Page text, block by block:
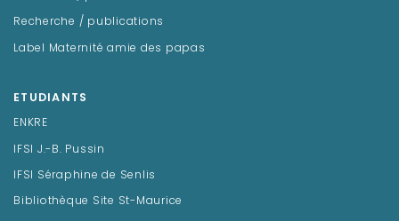
Recherche / publications
Label Maternité amie des papas
ETUDIANTS
ENKRE
IFSI J.-B. Pussin
IFSI Séraphine de Senlis
Bibliothèque Site St-Maurice